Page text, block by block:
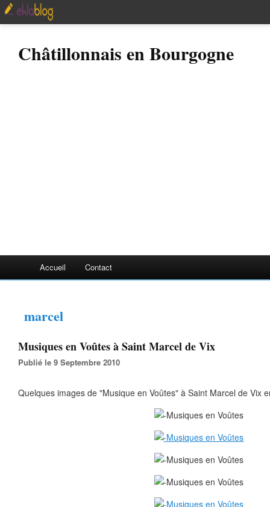
Châtillonnais en Bourgogne
Accueil Contact
marcel
Musiques en Voûtes à Saint Marcel de Vix
Publié le 9 Septembre 2010
Quelques images de "Musique en Voûtes" à Saint Marcel de Vix